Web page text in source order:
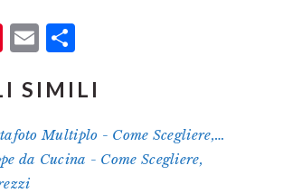
Pinterest
Email
SIMILI
Multiplo - Come Scegliere,…
da Cucina - Come Scegliere,